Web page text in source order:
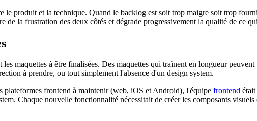
le produit et la technique. Quand le backlog est soit trop maigre soit trop
de la frustration des deux côtés et dégrade progressivement la qualité de ce
maquettes à être finalisées. Des maquettes qui traînent en longueur
à prendre, ou tout simplement l'absence d'un design system.
plateformes frontend à maintenir (web, iOS et Android), l'équipe frontend
Chaque nouvelle fonctionnalité nécessitait de créer les composants